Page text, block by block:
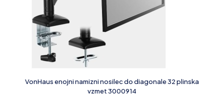
VonHaus enojni namizni nosilec do diagonale 32 plinska
vzmet 3000914